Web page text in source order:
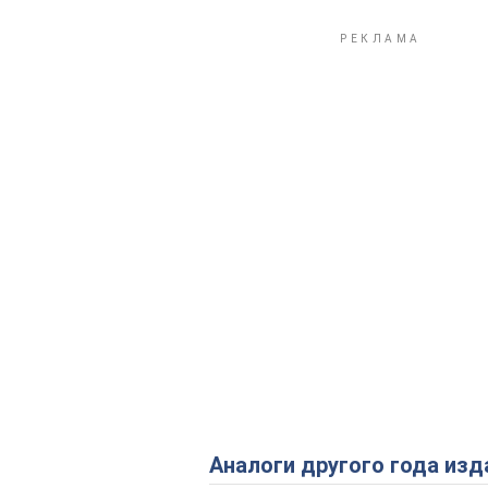
Аналоги другого года